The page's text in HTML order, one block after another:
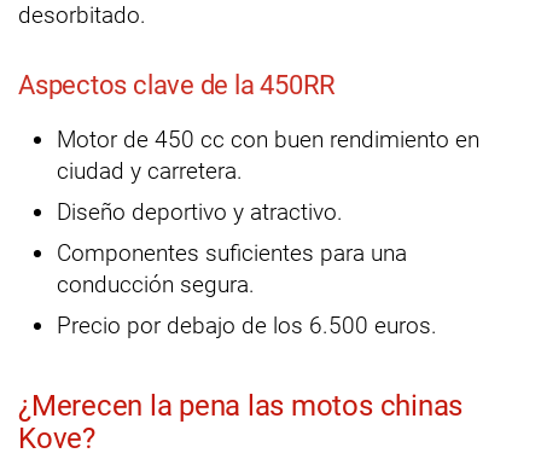
desorbitado.
Aspectos clave de la 450RR
Motor de 450 cc con buen rendimiento en
ciudad y carretera.
Diseño deportivo y atractivo.
Componentes suficientes para una
conducción segura.
Precio por debajo de los 6.500 euros.
¿Merecen la pena las motos chinas
Kove?